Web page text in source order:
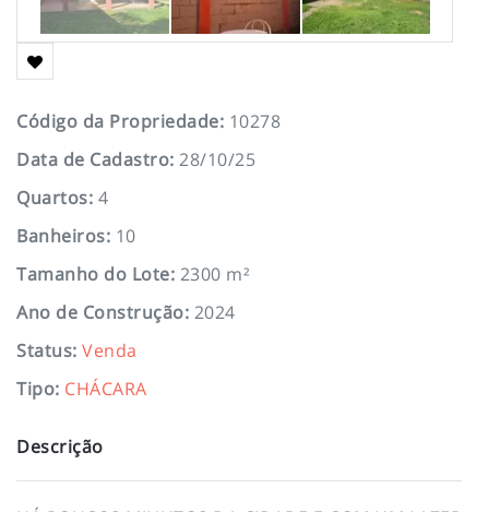
Código da Propriedade: 10278
Data de Cadastro: 28/10/25
Quartos: 4
Banheiros: 10
Tamanho do Lote: 2300 m²
Ano de Construção: 2024
Status: Venda
Tipo: CHÁCARA
Descrição